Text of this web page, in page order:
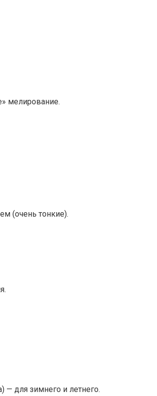
мелирование.
(очень тонкие).
— для зимнего и летнего.